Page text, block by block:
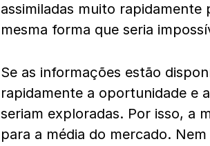
assimiladas muito
mesma forma que seria
Se as informações estão
rapidamente a oportunidade e
seriam exploradas. Por isso, a
para a média do mercado.